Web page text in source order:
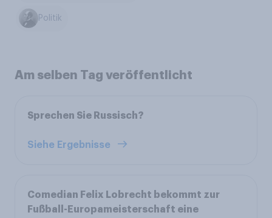
Politik
Am selben Tag veröffentlicht
Sprechen Sie Russisch?
Siehe Ergebnisse
Comedian Felix Lobrecht bekommt zur
Fußball-Europameisterschaft eine